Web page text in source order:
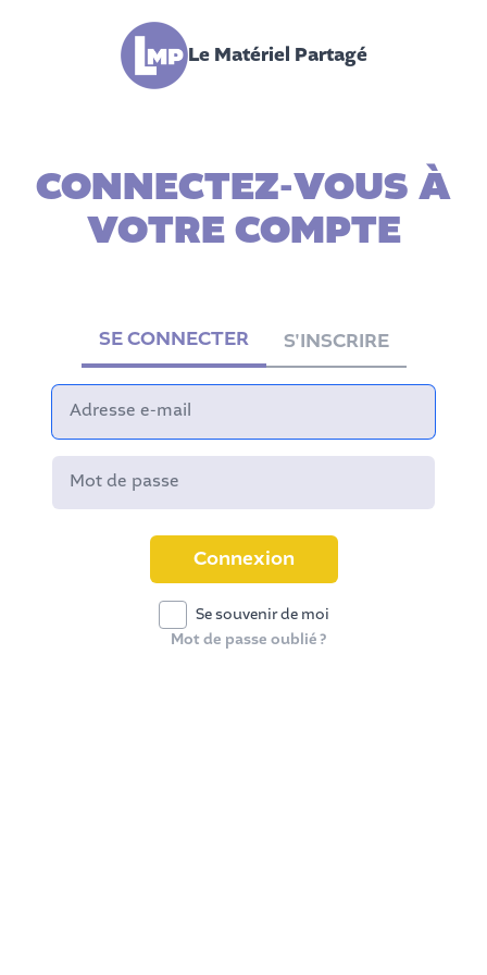
Le Matériel Partagé
CONNECTEZ-VOUS À
VOTRE COMPTE
SE CONNECTER S'INSCRIRE
Se souvenir de moi
Mot de passe oublié ?
Connexion